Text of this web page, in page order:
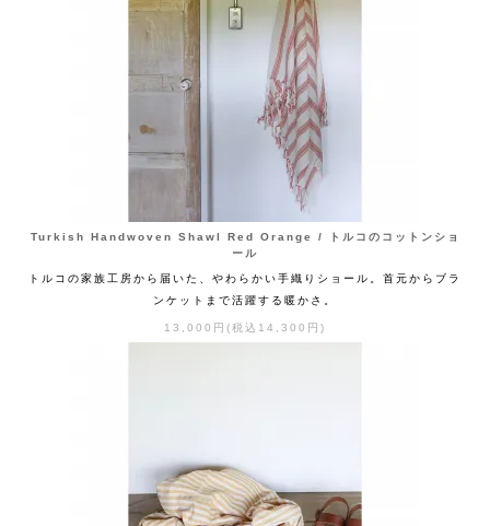
Turkish Handwoven Shawl Red Orange / トルコのコットンショ
ール
トルコの家族工房から届いた、やわらかい手織りショール。首元からブラ
ンケットまで活躍する暖かさ。
13,000円(税込14,300円)